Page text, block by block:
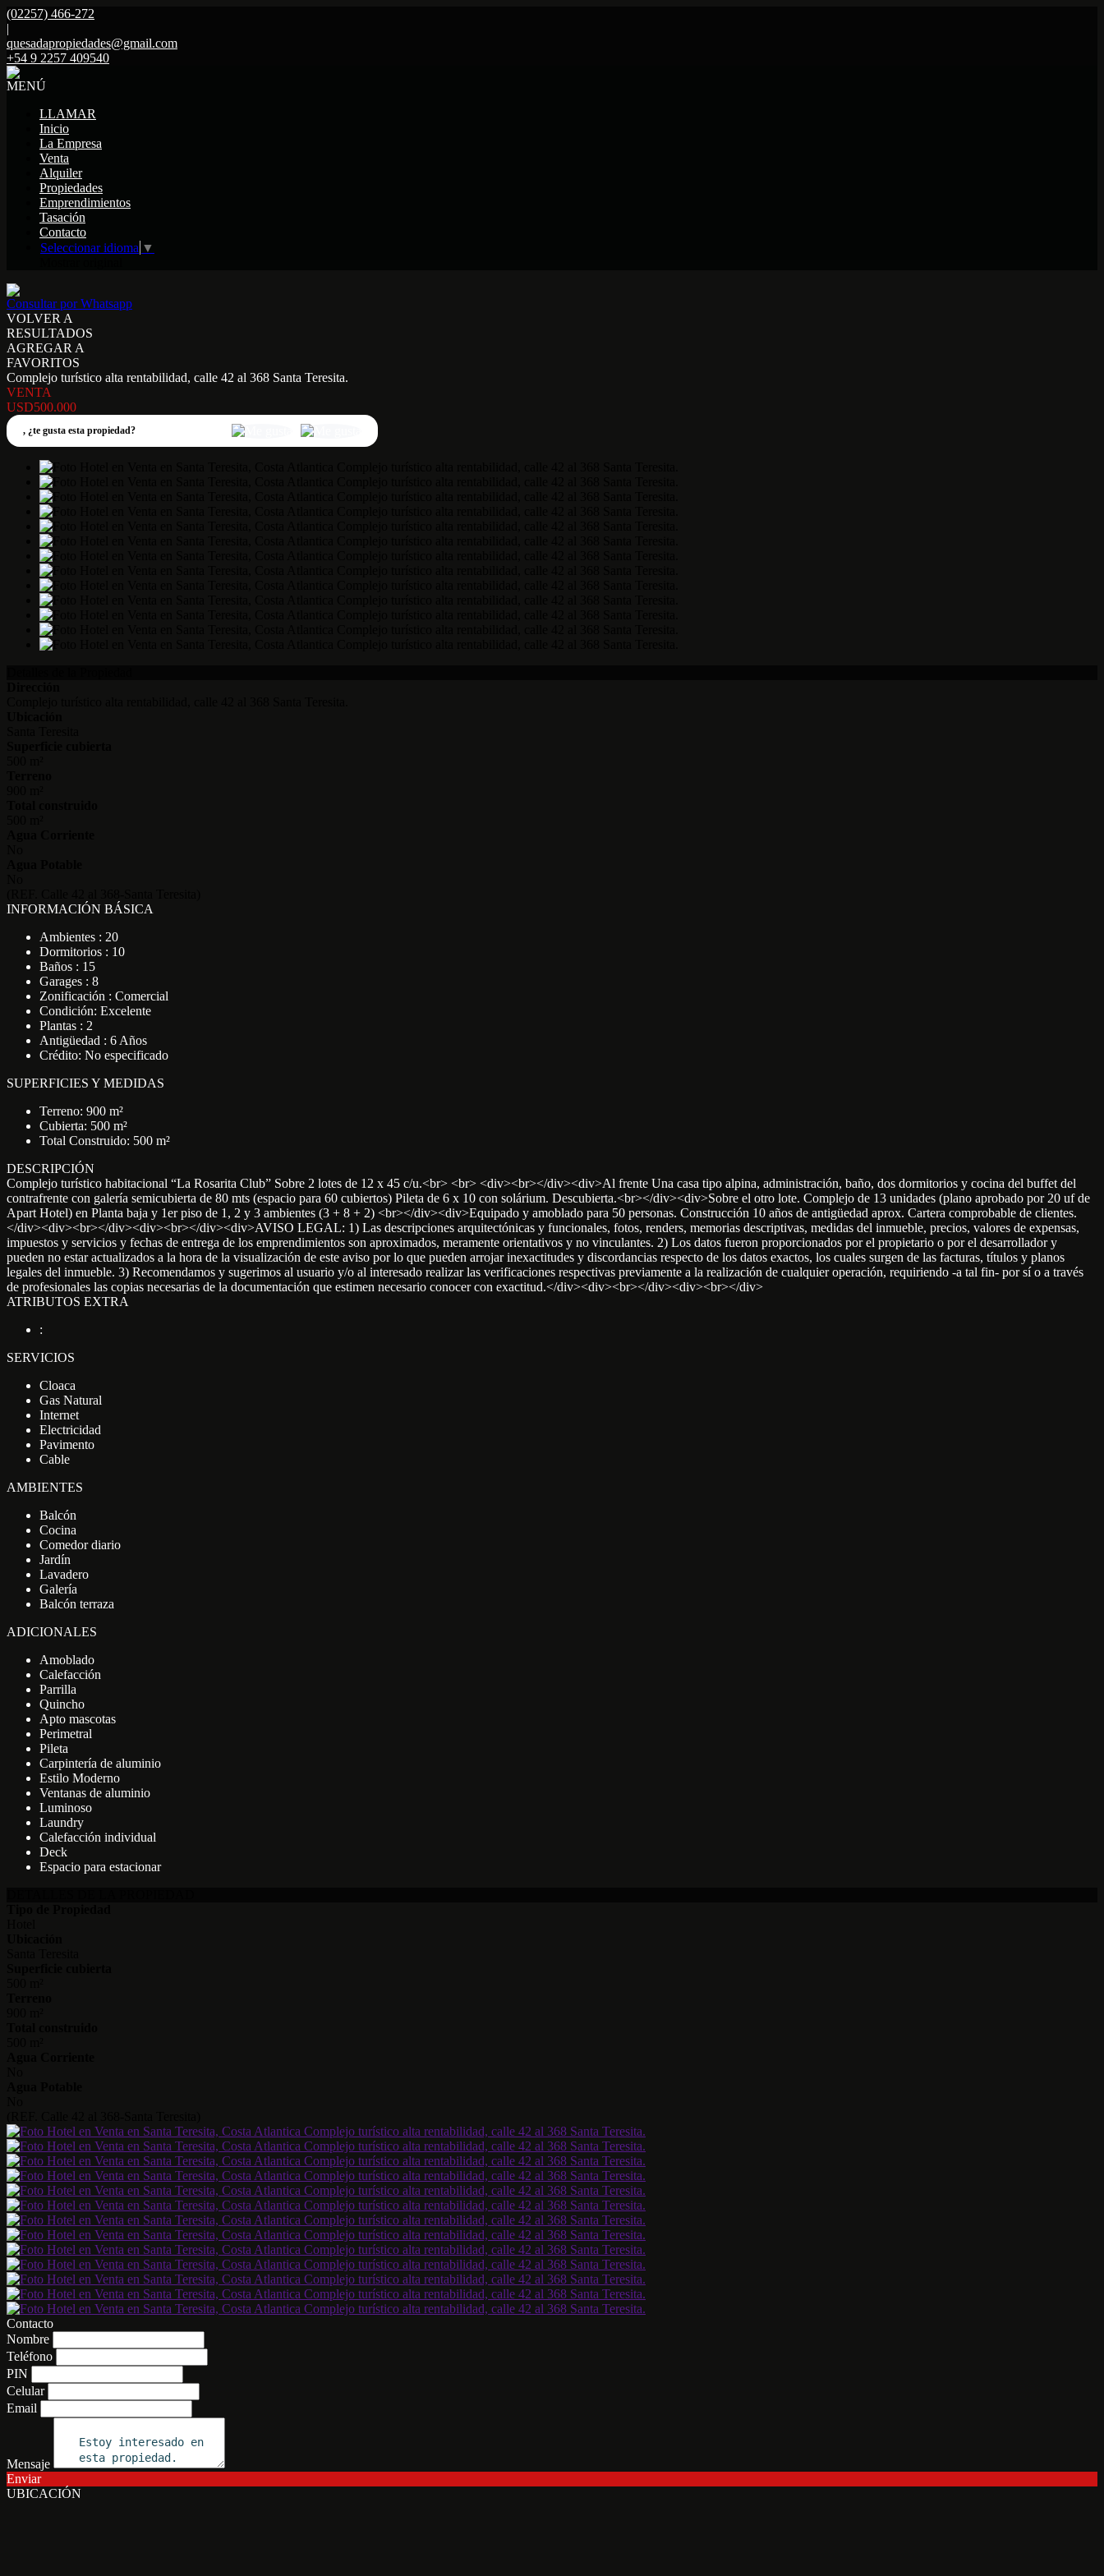
(02257) 466-272
|
quesadapropiedades@gmail.com
+54 9 2257 409540
MENÚ
LLAMAR
Inicio
La Empresa
Venta
Alquiler
Propiedades
Emprendimientos
Tasación
Contacto
Seleccionar idioma ▼
Consultar por Whatsapp
VOLVER A
RESULTADOS
AGREGAR A
FAVORITOS
Complejo turístico alta rentabilidad, calle 42 al 368 Santa Teresita.
VENTA
USD500.000
, ¿te gusta esta propiedad?
INFORMACIÓN BÁSICA
Ambientes : 20
Dormitorios : 10
Baños : 15
Garages : 8
Zonificación : Comercial
Condición: Excelente
Plantas : 2
Antigüedad : 6 Años
Crédito: No especificado
SUPERFICIES Y MEDIDAS
Terreno: 900 m²
Cubierta: 500 m²
Total Construido: 500 m²
DESCRIPCIÓN
Complejo turístico habitacional “La Rosarita Club” Sobre 2 lotes de 12 x 45 c/u.<br> <br> <div><br></div><div>Al frente Una casa tipo alpina, administración, baño, dos dormitorios y cocina del buffet del
contrafrente con galería semicubierta de 80 mts (espacio para 60 cubiertos) Pileta de 6 x 10 con solárium. Descubierta.<br></div><div>Sobre el otro lote. Complejo de 13 unidades (plano aprobado por 20 uf de
Apart Hotel) en Planta baja y 1er piso de 1, 2 y 3 ambientes (3 + 8 + 2) <br></div><div>Equipado y amoblado para 50 personas. Construcción 10 años de antigüedad aprox. Cartera comprobable de clientes.
</div><div><br></div><div><br></div><div>AVISO LEGAL: 1) Las descripciones arquitectónicas y funcionales, fotos, renders, memorias descriptivas, medidas del inmueble, precios, valores de expensas,
impuestos y servicios y fechas de entrega de los emprendimientos son aproximados, meramente orientativos y no vinculantes. 2) Los datos fueron proporcionados por el propietario o por el desarrollador y
pueden no estar actualizados a la hora de la visualización de este aviso por lo que pueden arrojar inexactitudes y discordancias respecto de los datos exactos, los cuales surgen de las facturas, títulos y planos
legales del inmueble. 3) Recomendamos y sugerimos al usuario y/o al interesado realizar las verificaciones respectivas previamente a la realización de cualquier operación, requiriendo -a tal fin- por sí o a través
de profesionales las copias necesarias de la documentación que estimen necesario conocer con exactitud.</div><div><br></div><div><br></div>
ATRIBUTOS EXTRA
:
SERVICIOS
Cloaca
Gas Natural
Internet
Electricidad
Pavimento
Cable
AMBIENTES
Balcón
Cocina
Comedor diario
Jardín
Lavadero
Galería
Balcón terraza
ADICIONALES
Amoblado
Calefacción
Parrilla
Quincho
Apto mascotas
Perimetral
Pileta
Carpintería de aluminio
Estilo Moderno
Ventanas de aluminio
Luminoso
Laundry
Calefacción individual
Deck
Espacio para estacionar
Contacto
Nombre
Teléfono
PIN
Celular
Email
Mensaje
Enviar
UBICACIÓN